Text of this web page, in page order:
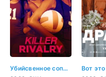
Убийсвенное соперничество
Вот